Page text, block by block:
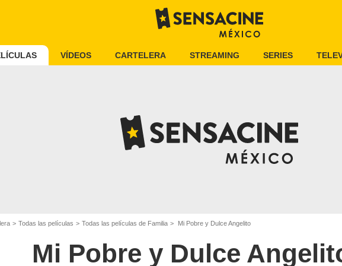
VÍDEOS CARTELERA STREAMING SERIES
Todas las películas Todas las películas de Familia Mi Pobre y Dulce Angelito
Mi Pobre y Dulce